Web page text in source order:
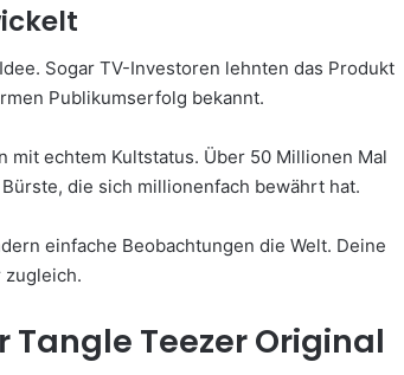
Sogar TV-Investoren lehnten das Produkt
Publikumserfolg bekannt.
echtem Kultstatus. Über 50 Millionen Mal
die sich millionenfach bewährt hat.
einfache Beobachtungen die Welt. Deine
zugleich.
Teezer Original